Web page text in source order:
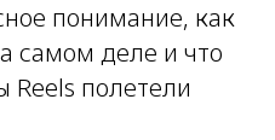
понимание, как
самом деле и что
Reels полетели